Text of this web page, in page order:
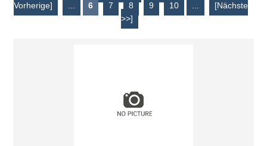
Vorherige]
6 7 8 9 10
[Nächste
>>]